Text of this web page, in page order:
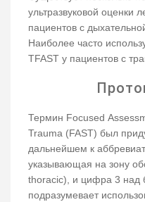
ультразвуковой оценки
пациентов с
Наиболее часто
ТFAST у пациентов с
Термин Focused
Trauma (FAST) был
дальнейшем к
указывающая на зону
thoracic), и цифра 3 над
подразумевает